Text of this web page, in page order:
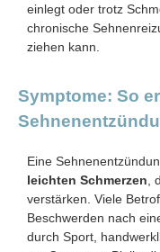
einlegt oder trotz
chronische
ziehen kann.
Symptome: So
Eine
leichten Schmerzen
verstärken. Viele
Beschwerden nach
durch Sport,